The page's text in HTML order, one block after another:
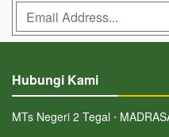
Hubungi Kami
MTs Negeri 2 Tegal ⋅